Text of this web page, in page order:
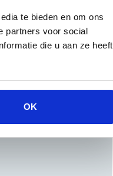
te bieden en om ons
partners voor social
die u aan ze heeft
OK